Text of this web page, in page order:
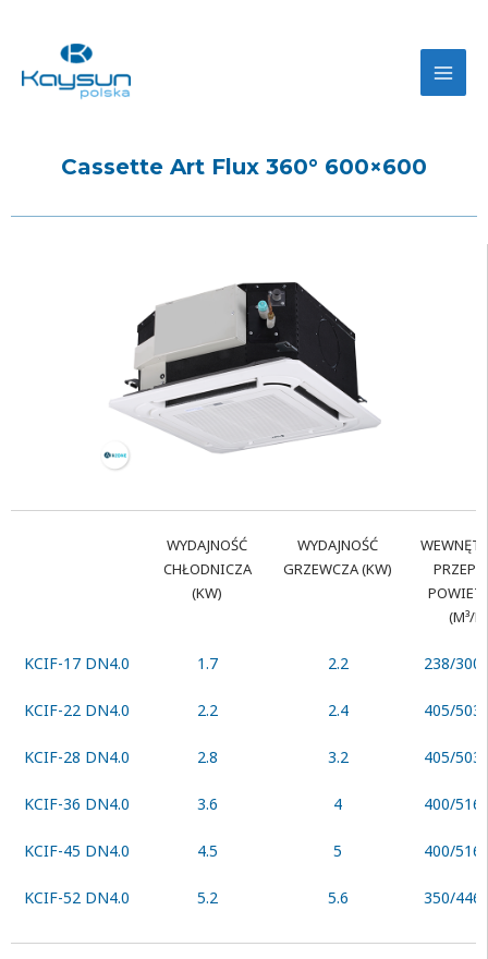
Cassette Art Flux 360° 600×600
WYDAJNOŚĆ
CHŁODNICZA
(KW)
WYDAJNOŚĆ
GRZEWCZA (KW)
(M³/H)
KCIF-17 DN4.0 1.7 2.2 238/
KCIF-22 DN4.0 2.2 2.4 405/
KCIF-28 DN4.0 2.8 3.2 405/
KCIF-36 DN4.0 3.6 4 400/
KCIF-45 DN4.0 4.5 5 400/
KCIF-52 DN4.0 5.2 5.6 350/